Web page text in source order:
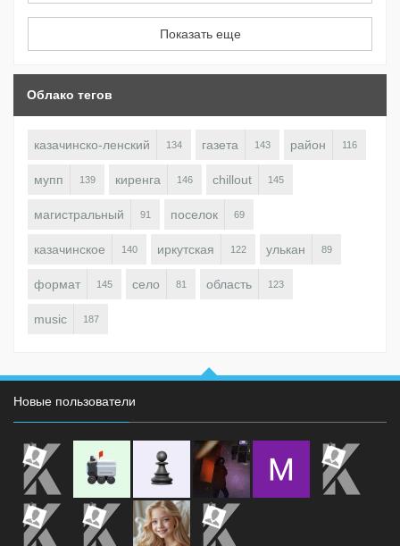
Показать еще
Облако тегов
казачинско-ленский 134 газета 143 район 116
мупп 139 киренга 146 chillout 145
магистральный 91 поселок 69
казачинское 140 иркутская 122 улькан 89
формат 145 село 81 область 123
music 187
Новые пользователи